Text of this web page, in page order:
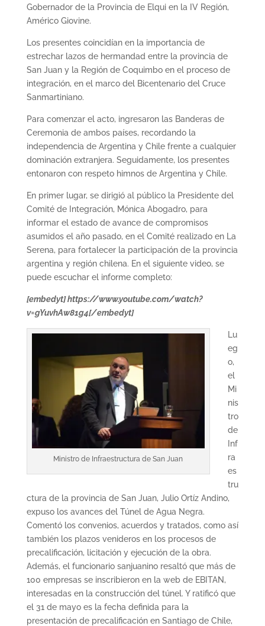
Gobernador de la Provincia de Elqui en la IV Región,
Américo Giovine.
Los presentes coincidían en la importancia de
estrechar lazos de hermandad entre la provincia de
San Juan y la Región de Coquimbo en el proceso de
integración, en el marco del Bicentenario del Cruce
Sanmartiniano.
Para comenzar el acto, ingresaron las Banderas de
Ceremonia de ambos países, recordando la
independencia de Argentina y Chile frente a cualquier
dominación extranjera. Seguidamente, los presentes
entonaron con respeto himnos de Argentina y Chile.
En primer lugar, se dirigió al público la Presidente del
Comité de Integración, Mónica Abogadro, para
informar el estado de avance de compromisos
asumidos el año pasado, en el Comité realizado en La
Serena, para fortalecer la participación de la provincia
argentina y región chilena. En el siguiente video, se
puede escuchar el informe completo:
[embedyt] https://www.youtube.com/watch?
v=gYuvhAw81g4[/embedyt]
Ministro de Infraestructura de San Juan
Lu
eg
o,
el
Mi
nis
tro
de
Inf
ra
es
tru
ctura de la provincia de San Juan, Julio Ortíz Andino,
expuso los avances del Túnel de Agua Negra.
Comentó los convenios, acuerdos y tratados, como así
también los plazos venideros en los procesos de
precalificación, licitación y ejecución de la obra.
Además, el funcionario sanjuanino resaltó que más de
100 empresas se inscribieron en la web de EBITAN,
interesadas en la construcción del túnel. Y ratificó que
el 31 de mayo es la fecha definida para la
presentación de precalificación en Santiago de Chile,